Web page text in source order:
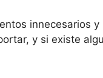
innecesarios
y si existe